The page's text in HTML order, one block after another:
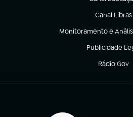
(abre em nova
Canal Libras
(abre em
Monitoramento e
(abre em nova aba)
Publicidade
(abre em nova
Rádio Gov
(abre em